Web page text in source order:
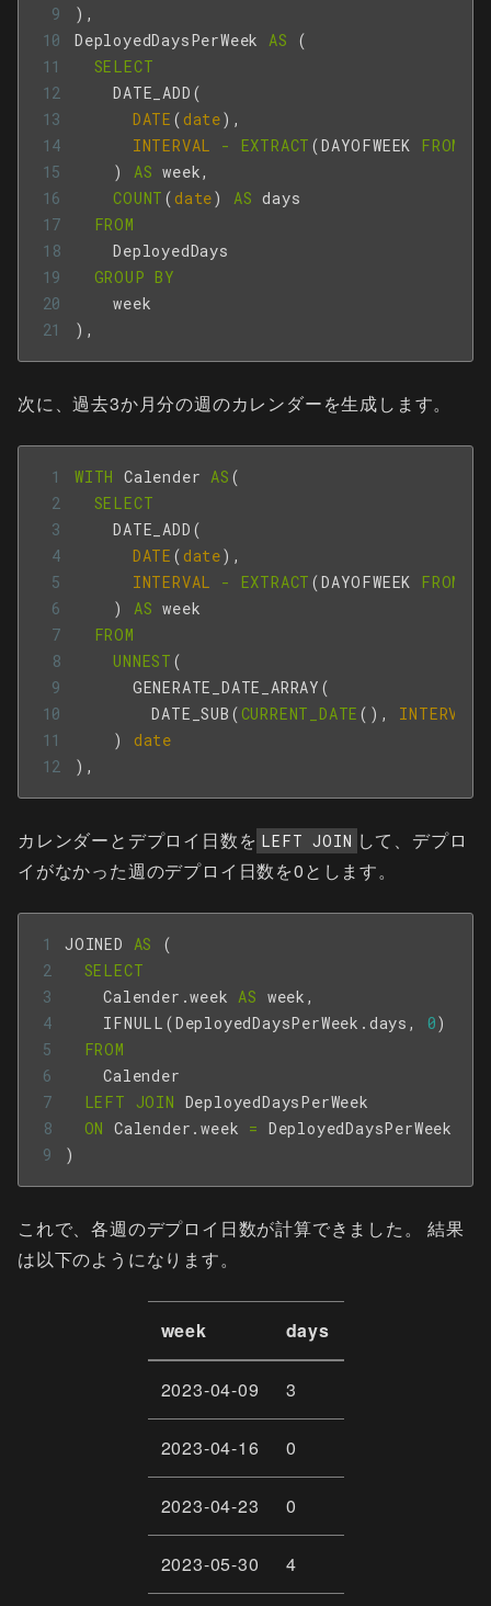
),
DeployedDaysPerWeek AS
(
SELECT
DATE_ADD (
DATE ( date),
INTERVAL
- EXTRACT (DAYOFWEEK FROM
)
AS week,
COUNT ( date) AS days
FROM
DeployedDays
GROUP BY
week
),
次に、過去3か月分の週のカレンダーを生成します。
WITH Calender AS (
SELECT
DATE_ADD (
DATE ( date),
INTERVAL
- EXTRACT (DAYOFWEEK FROM
)
AS week
FROM
UNNEST (
GENERATE_DATE_ARRAY (
DATE_SUB ( CURRENT_DATE (), INTERVAL
)
date
),
カレンダーとデプロイ日数を LEFT JOIN して、デプロ
イがなかった週のデプロイ日数を0とします。
JOINED AS
(
SELECT
Calender .week AS week ,
IFNULL (DeployedDaysPerWeek . days , 0)
FROM
Calender
LEFT
JOIN DeployedDaysPerWeek
ON Calender .week = DeployedDaysPerWeek
)
これで、各週のデプロイ日数が計算できました。 結果
は以下のようになります。
week days
2023-04-09 3
2023-04-16 0
2023-04-23 0
2023-05-30 4